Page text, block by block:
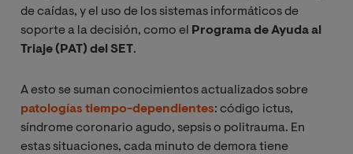
de caídas, y el uso de los sistemas informáticos de
soporte a la decisión, como el
Programa de Ayuda al
Triaje (PAT) del SET.
A esto se suman conocimientos actualizados sobre
patologías tiempo-dependientes: código ictus,
síndrome coronario agudo, sepsis o politrauma. En
estas situaciones, cada minuto de demora tiene